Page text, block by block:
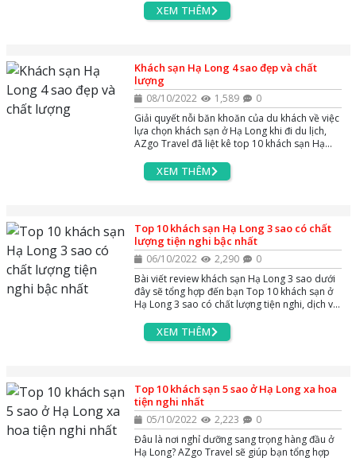
thông tin và booking ngay những Villa Beverly
Hills Hạ Long từ 6 đến 10 phỏng ngủ - khu nghỉ
Long Quảng Ninh.
XEM THÊM
Khách sạn Hạ Long 4 sao đẹp và chất
lượng
08/10/2022 1,589
0
Giải quyết nỗi băn khoăn của du khách về việc
lựa chọn khách sạn ở Hạ Long khi đi du lịch,
AZgo Travel đã liệt kê top 10 khách sạn Hạ
2022. Tham khảo ngay bài viết dưới đây để dễ
dàng lựa chọn khách sạn chất lượng cho
XEM THÊM
Top 10 khách sạn Hạ Long 3 sao có chất
lượng tiện nghi bậc nhất
06/10/2022 2,290
0
Bài viết review khách sạn Hạ Long 3 sao dưới
đây sẽ tổng hợp đến bạn Top 10 khách sạn ở
Hạ Long 3 sao có chất lượng tiện nghi, dịch vụ
Cháy.XEM THÊM
Top 10 khách sạn 5 sao ở Hạ Long xa hoa
tiện nghi nhất
05/10/2022 2,223
0
Đâu là nơi nghỉ dưỡng sang trọng hàng đầu ở
Hạ Long? AZgo Travel sẽ giúp bạn tổng hợp